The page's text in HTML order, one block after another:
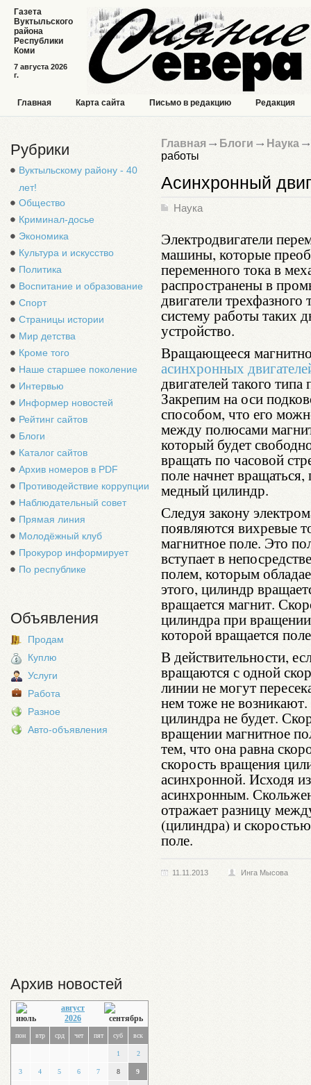
7 августа 2026
г.
Газета
Вуктыльского
района
Республики
Коми
Главная Карта сайта Письмо в редакцию Редакция
Рубрики
Вуктыльскому району - 40
лет!
Общество
Криминал-досье
Экономика
Культура и искусство
Политика
Воспитание и образование
Спорт
Страницы истории
Мир детства
Кроме того
Наше старшее поколение
Интервью
Информер новостей
Рейтинг сайтов
Блоги
Каталог сайтов
Архив номеров в PDF
Противодействие коррупции
Наблюдательный совет
Прямая линия
Молодёжный клуб
Прокурор информирует
По республике
Объявления
Продам
Куплю
Услуги
Работа
Разное
Авто-объявления
Архив новостей
август
2026
пон втр срд чет пят суб вск
1 2
3 4 5 6 7 8 9
Главная Блоги Наука
работы
Асинхронный
Наука
Электродвигатели
машины, которые
переменного тока в
распространены в
двигатели
систему работы таких
устройство.
Вращающееся
асинхронных
двигателей такого
Закрепим на оси
способом, что его
между полюсами
который будет
вращать по часовой
поле начнет
медный цилиндр.
Следуя закону
появляются вихревые
магнитное поле. Это
вступает в
полем, которым
этого, цилиндр
вращается магнит.
цилиндра при
которой вращается
В действительности,
вращаются с одной
линии не могут
нем тоже не
цилиндра не будет.
вращении магнитное
тем, что она равна
скорость вращения
асинхронной. Исходя
асинхронным.
отражает разницу
(цилиндра) и
поле.
11.11.2013 Инга Мысова